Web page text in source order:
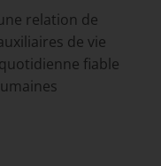
relation de
de vie
fiable